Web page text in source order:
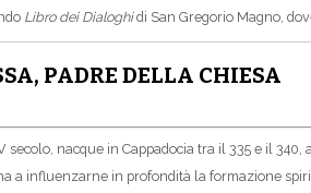
Libro dei Dialoghidi San Gregorio Magno,
PADRE DELLA CHIESA
nacque in Cappadocia tra il 335 e il
a influenzarne in profondità la formazione